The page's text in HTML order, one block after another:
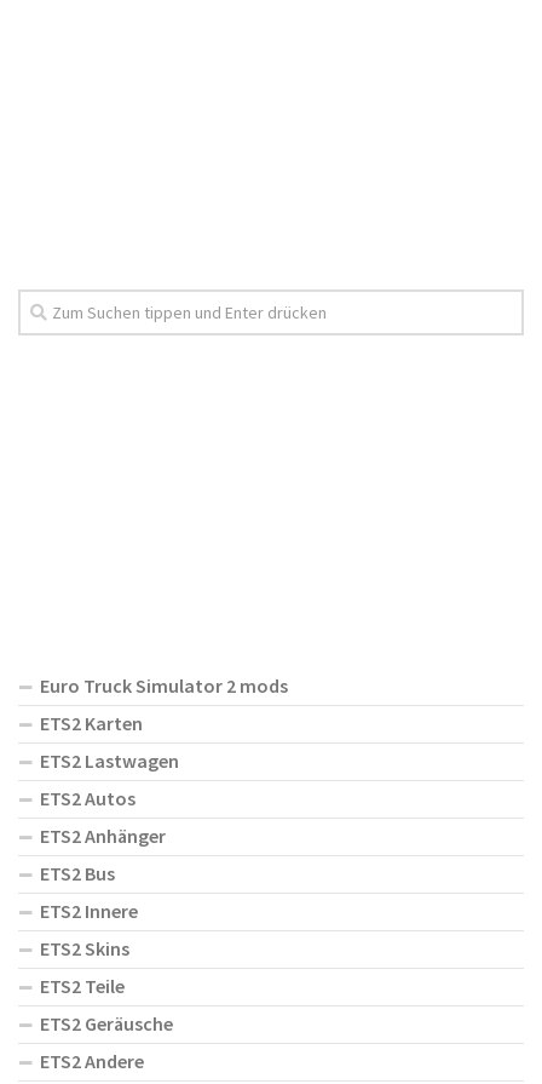
Euro Truck Simulator 2 mods
ETS2 Karten
ETS2 Lastwagen
ETS2 Autos
ETS2 Anhänger
ETS2 Bus
ETS2 Innere
ETS2 Skins
ETS2 Teile
ETS2 Geräusche
ETS2 Andere